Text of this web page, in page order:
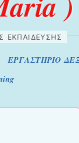
ΕΚΠΑΊΔΕΥΣΗΣ
ΕΡΓΑΣΤΗΡΙΟ